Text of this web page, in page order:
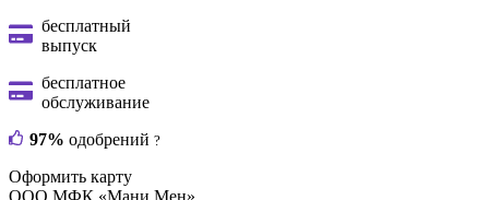
бесплатный
выпуск
бесплатное
обслуживание
97% одобрений ?
Оформить карту
ООО МФК «Мани Мен»